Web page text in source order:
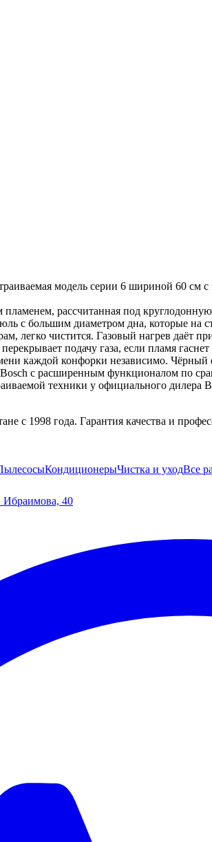
рассчитанная под
с большим диаметром дна, которые на
легко чистится. Газовый нагрев даёт
подачу газа, если пламя
каждой конфорки независимо. Чёрный
с расширенным функционалом по
техники у официального дилера
с 1998 года. Гарантия качества и
КондиционерыЧистка и уходВсе
Ибраимова, 40